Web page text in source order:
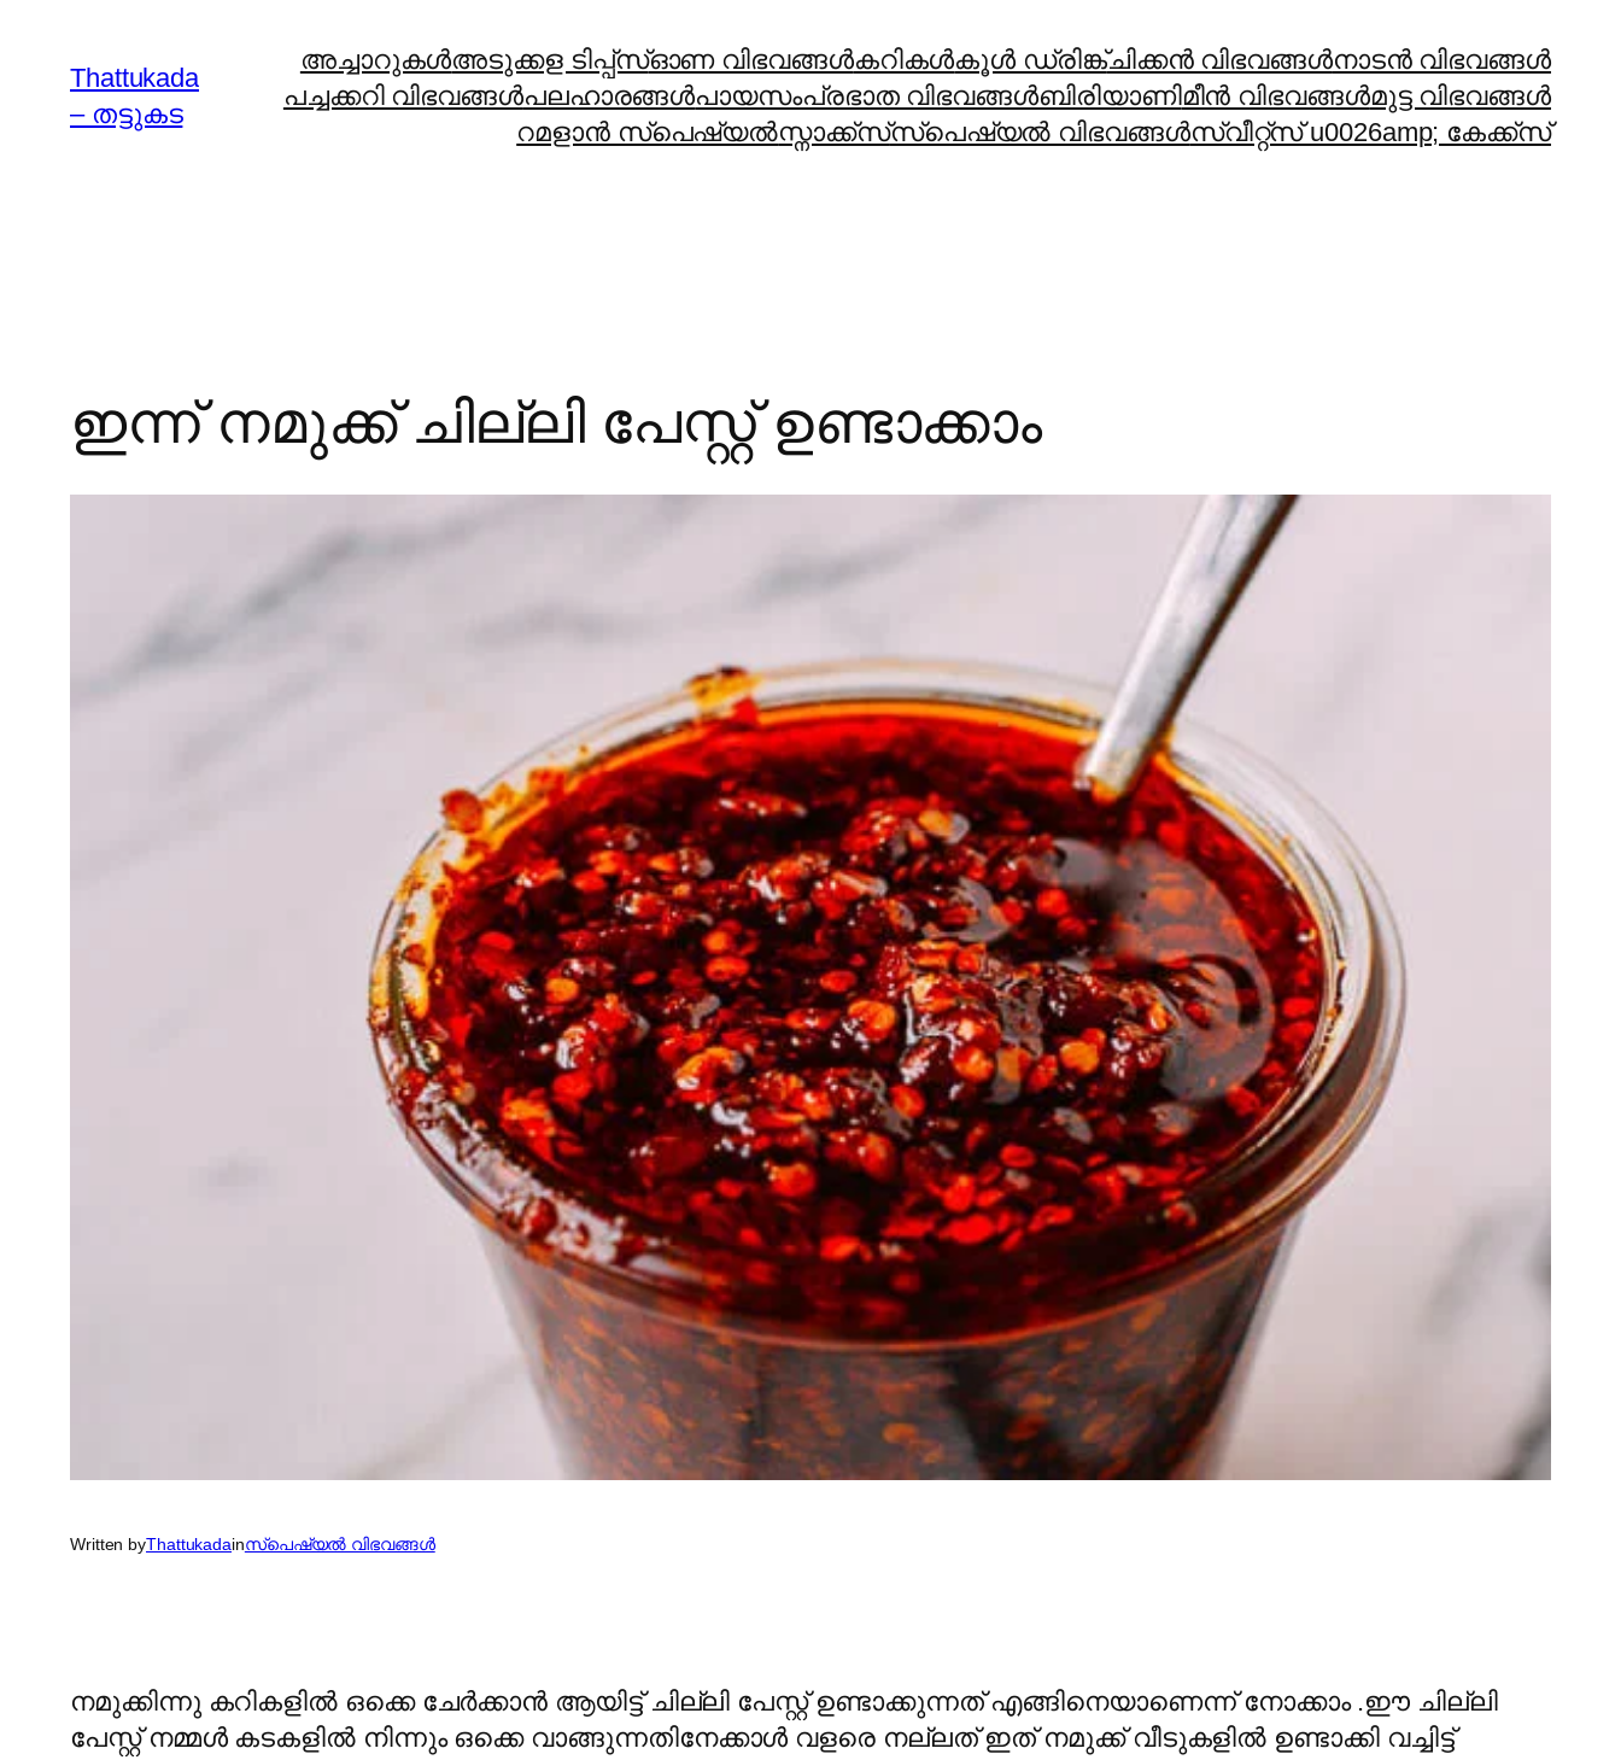
content
Thattukada
– തട്ടുകട
അച്ചാറുകള്‍അടുക്കള ടിപ്പ്സ്ഓണ വിഭവങ്ങൾകറികള്‍കൂള്‍ ഡ്രിങ്ക്ചിക്കന്‍ വിഭവങ്ങള്‍നാടന്‍ വിഭവങ്ങള്‍
പച്ചക്കറി വിഭവങ്ങള്‍പലഹാരങ്ങള്‍പായസംപ്രഭാത വിഭവങ്ങള്‍ബിരിയാണിമീന്‍ വിഭവങ്ങള്‍മുട്ട വിഭവങ്ങള്‍
റമളാന്‍ സ്പെഷ്യല്‍സ്നാക്ക്സ്സ്പെഷ്യല്‍ വിഭവങ്ങള്‍സ്വീറ്റ്സ് u0026amp; കേക്ക്സ്
ഇന്ന് നമുക്ക് ചില്ലി പേസ്റ്റ് ഉണ്ടാക്കാം
Written byThattukadainസ്പെഷ്യല്‍ വിഭവങ്ങള്‍
നമുക്കിന്നു കറികളില്‍ ഒക്കെ ചേര്‍ക്കാന്‍ ആയിട്ട് ചില്ലി പേസ്റ്റ് ഉണ്ടാക്കുന്നത് എങ്ങിനെയാണെന്ന് നോക്കാം .ഈ ചില്ലി
പേസ്റ്റ് നമ്മള്‍ കടകളില്‍ നിന്നും ഒക്കെ വാങ്ങുന്നതിനേക്കാള്‍ വളരെ നല്ലത് ഇത് നമുക്ക് വീടുകളില്‍ ഉണ്ടാക്കി വച്ചിട്ട്